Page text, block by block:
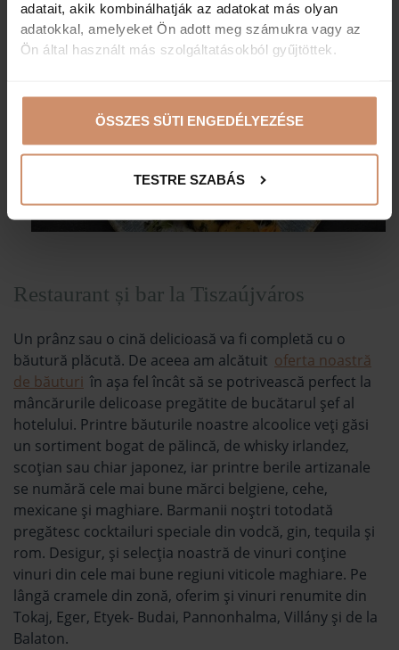
adatait, akik kombinálhatják az adatokat más olyan
adatokkal, amelyeket Ön adott meg számukra vagy az
Ön által használt más szolgáltatásokból gyűjtöttek.
ÖSSZES SÜTI ENGEDÉLYEZÉSE
TESTRE SZABÁS
Restaurant și bar la Tiszaújváros
Un prânz sau o cină delicioasă va fi completă cu o
băutură plăcută. De aceea am alcătuit oferta noastră
de băuturi în așa fel încât să se potrivească perfect la
mâncărurile delicoase pregătite de bucătarul șef al
hotelului. Printre băuturile noastre alcoolice veți găsi
un sortiment bogat de pălincă, de whisky irlandez,
scoțian sau chiar japonez, iar printre berile artizanale
se numără cele mai bune mărci belgiene, cehe,
mexicane și maghiare. Barmanii noștri totodată
pregătesc cocktailuri speciale din vodcă, gin, tequila și
rom. Desigur, şi selecția noastră de vinuri conține
vinuri din cele mai bune regiuni viticole maghiare. Pe
lângă cramele din zonă, oferim și vinuri renumite din
Tokaj, Eger, Etyek- Budai, Pannonhalma, Villány şi de la
Balaton.